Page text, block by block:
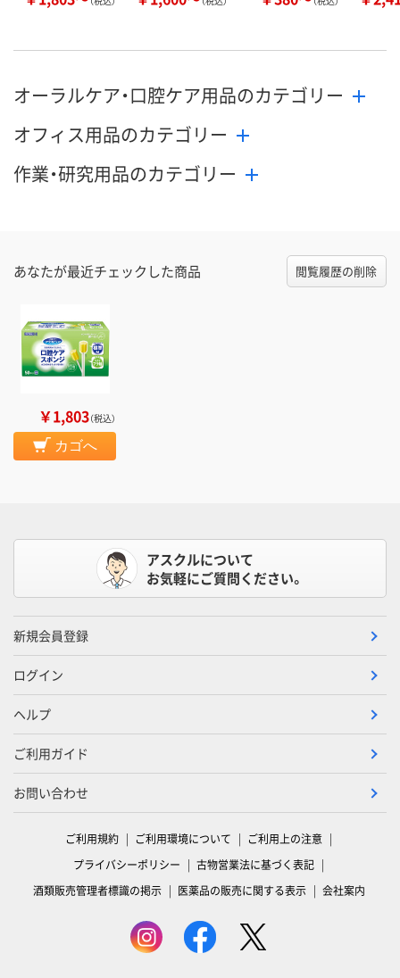
オーラルケア・口腔ケア用品のカテゴリー
オフィス用品のカテゴリー
作業・研究用品のカテゴリー
あなたが最近チェックした商品 閲覧履歴の削除
￥1,803（税込）
カゴへ
アスクルについて
お気軽にご質問ください。
新規会員登録
ログイン
ヘルプ
ご利用ガイド
お問い合わせ
ご利用規約 ご利用環境について
ご利用上の注意
プライバシーポリシー
古物営業法に基づく表記
酒類販売管理者標識の掲示
医薬品の販売に関する表示 会社案内